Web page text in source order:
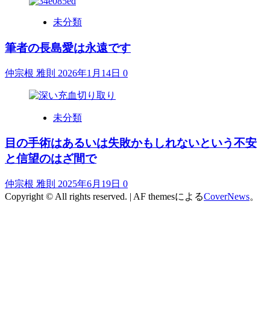
未分類
筆者の長島愛は永遠です
仲宗根 雅則 2026年1月14日 0
未分類
目の手術はあるいは失敗かもしれないという不安
と信望のはざ間で
仲宗根 雅則 2025年6月19日 0
Copyright © All rights reserved. | AF themesによるCoverNews。